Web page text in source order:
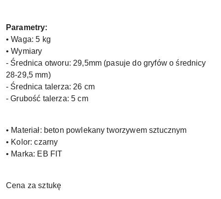
Parametry:
• Waga: 5 kg
• Wymiary
- Średnica otworu: 29,5mm (pasuje do gryfów o średnicy
28-29,5 mm)
- Średnica talerza: 26 cm
- Grubość talerza: 5 cm
• Materiał: beton powlekany tworzywem sztucznym
• Kolor: czarny
• Marka: EB FIT
Cena za sztukę